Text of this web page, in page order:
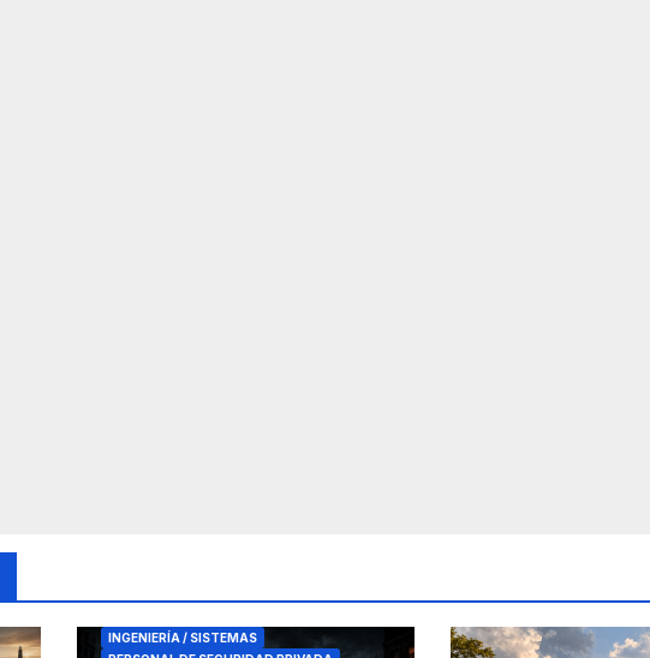
INGENIERÍA / SISTEMAS